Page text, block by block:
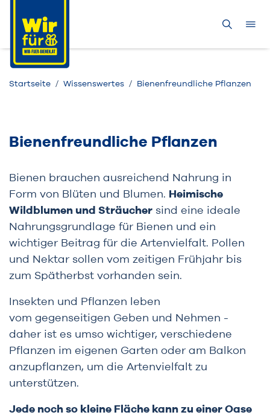
Startseite Wissenswertes Bienenfreundliche Pflanzen
Bienenfreundliche Pflanzen
Bienen brauchen ausreichend Nahrung in
Form von Blüten und Blumen. Heimische
Wildblumen und Sträucher sind eine ideale
Nahrungsgrundlage für Bienen und ein
wichtiger Beitrag für die Artenvielfalt. Pollen
und Nektar sollen vom zeitigen Frühjahr bis
zum Spätherbst vorhanden sein.
Insekten und Pflanzen leben
vom gegenseitigen Geben und Nehmen -
daher ist es umso wichtiger, verschiedene
Pflanzen im eigenen Garten oder am Balkon
anzupflanzen, um die Artenvielfalt zu
unterstützen.
Jede noch so kleine Fläche kann zu einer Oase